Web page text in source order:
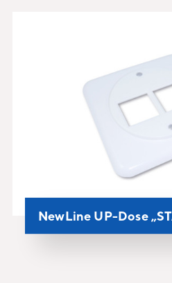
NewLine UP-Dose